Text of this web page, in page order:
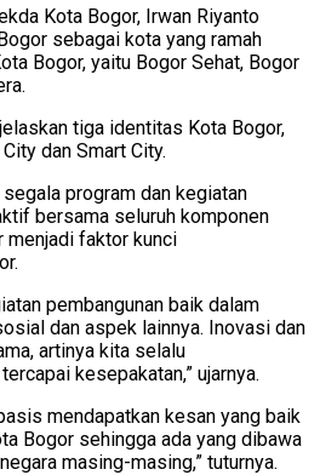
Kota Bogor, Irwan Riyanto
sebagai kota yang ramah
Bogor, yaitu Bogor Sehat, Bogor
tiga identitas Kota Bogor,
dan Smart City.
program dan kegiatan
bersama seluruh komponen
menjadi faktor kunci
pembangunan baik dalam
dan aspek lainnya. Inovasi dan
artinya kita selalu
kesepakatan,” ujarnya.
mendapatkan kesan yang baik
Bogor sehingga ada yang dibawa
masing-masing,” tuturnya.